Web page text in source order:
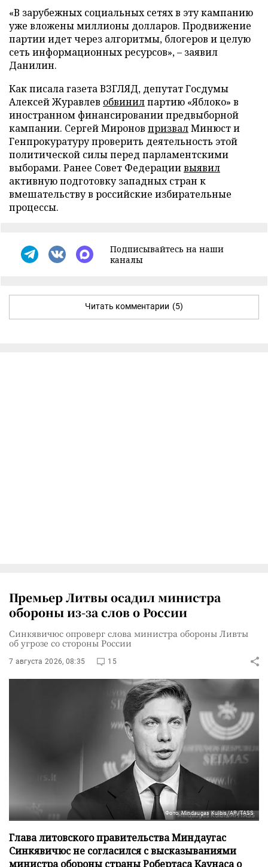
«В зарубежных социальных сетях в эту кампанию
уже вложены миллионы долларов. Продвижение
партии идет через алгоритмы, блогеров и целую
сеть информационных ресурсов», – заявил
Данилин.
Как писала газета ВЗГЛЯД, депутат Госдумы
Алексей Журавлев обвинилпартию «Яблоко» в
иностранном финансировании предвыборной
кампании. Сергей Миронов призвалМинюст и
Генпрокуратуру проверить деятельность этой
политической силы перед парламентскими
выборами. Ранее Совет Федерациивыявил
активную подготовку западных стран к
вмешательству в российские избирательные
процессы.
Подписывайтесь на наши
каналы
Читать комментарии (5)
Премьер Литвы осадил министра
обороны из-за слов о России
Синкявичюс опроверг слова министра обороны Ливты
об угрозе со стороны России
7 августа 2026, 08:35 15
Фото: Mindaugas Kulbis/AP/TASS
Глава литовского правительства Миндаугас
Синкявичюс не согласился с высказываниями
министра обороны страны Робертаса Каунаса о